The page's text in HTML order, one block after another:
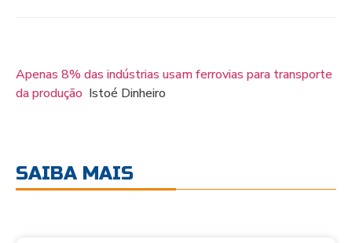
Apenas 8% das indústrias usam ferrovias para transporte
da produção Istoé Dinheiro
SAIBA MAIS